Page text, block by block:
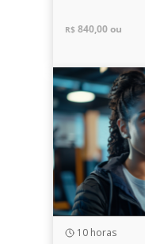
R$ 840,00 ou
10 horas